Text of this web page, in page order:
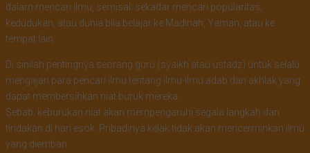
dalam mencari ilmu, semisal: sekadar mencari popularitas,
kedudukan, atau dunia bila belajar ke Madinah, Yaman, atau ke
tempat lain.
Di sinilah pentingnya seorang guru (syaikh atau ustadz) untuk selalu
mengajari para pencari ilmu tentang ilmu-ilmu adab dan akhlak yang
dapat membersihkan niat buruk mereka.
Sebab, keburukan niat akan mempengaruhi segala langkah dan
tindakan di hari esok. Pribadinya kelak tidak akan mencerminkan ilmu
yang diemban.